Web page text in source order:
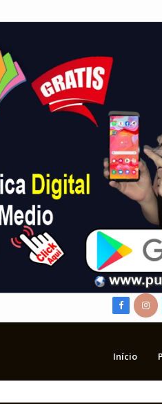
Início